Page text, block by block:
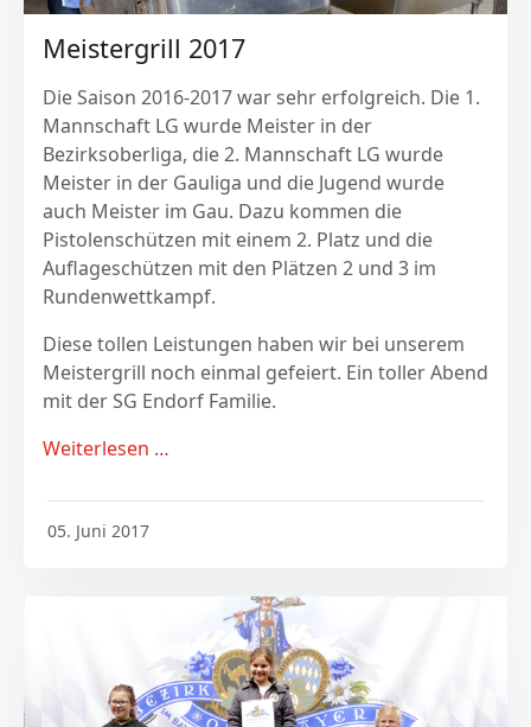
Meistergrill 2017
Die Saison 2016-2017 war sehr erfolgreich. Die 1.
Mannschaft LG wurde Meister in der
Bezirksoberliga, die 2. Mannschaft LG wurde
Meister in der Gauliga und die Jugend wurde
auch Meister im Gau. Dazu kommen die
Pistolenschützen mit einem 2. Platz und die
Auflageschützen mit den Plätzen 2 und 3 im
Rundenwettkampf.
Diese tollen Leistungen haben wir bei unserem
Meistergrill noch einmal gefeiert. Ein toller Abend
mit der SG Endorf Familie.
Weiterlesen …
05. Juni 2017